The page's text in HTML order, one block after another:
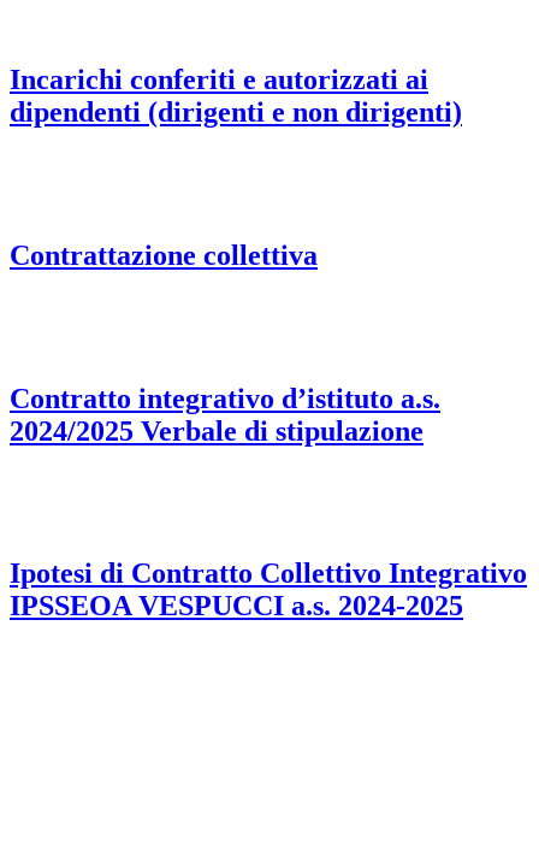
Incarichi conferiti e autorizzati ai
dipendenti (dirigenti e non dirigenti)
Contrattazione collettiva
Contratto integrativo d’istituto a.s.
2024/2025 Verbale di stipulazione
Ipotesi di Contratto Collettivo Integrativo
IPSSEOA VESPUCCI a.s. 2024-2025